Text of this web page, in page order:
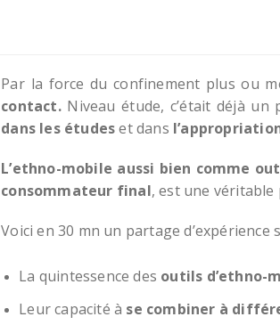
Par la force du confinement plus ou
contact.Niveau étude, c’était déjà un
dans les étudeset dans
L’ethno-mobile aussi bien comme
consommateur final, est une
Voici en 30 mn un partage d’expérience
La quintessence des outils d’ethno-
Leur capacité à se combiner à